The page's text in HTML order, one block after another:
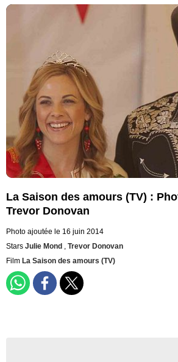
La Saison des amours (TV) :
Trevor Donovan
Photo ajoutée le 16 juin 2014
Stars Julie Mond , Trevor Donovan
Film La Saison des amours (TV)